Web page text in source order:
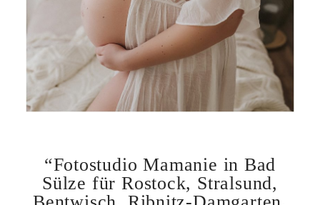
“Fotostudio Mamanie in Bad
Sülze für Rostock, Stralsund,